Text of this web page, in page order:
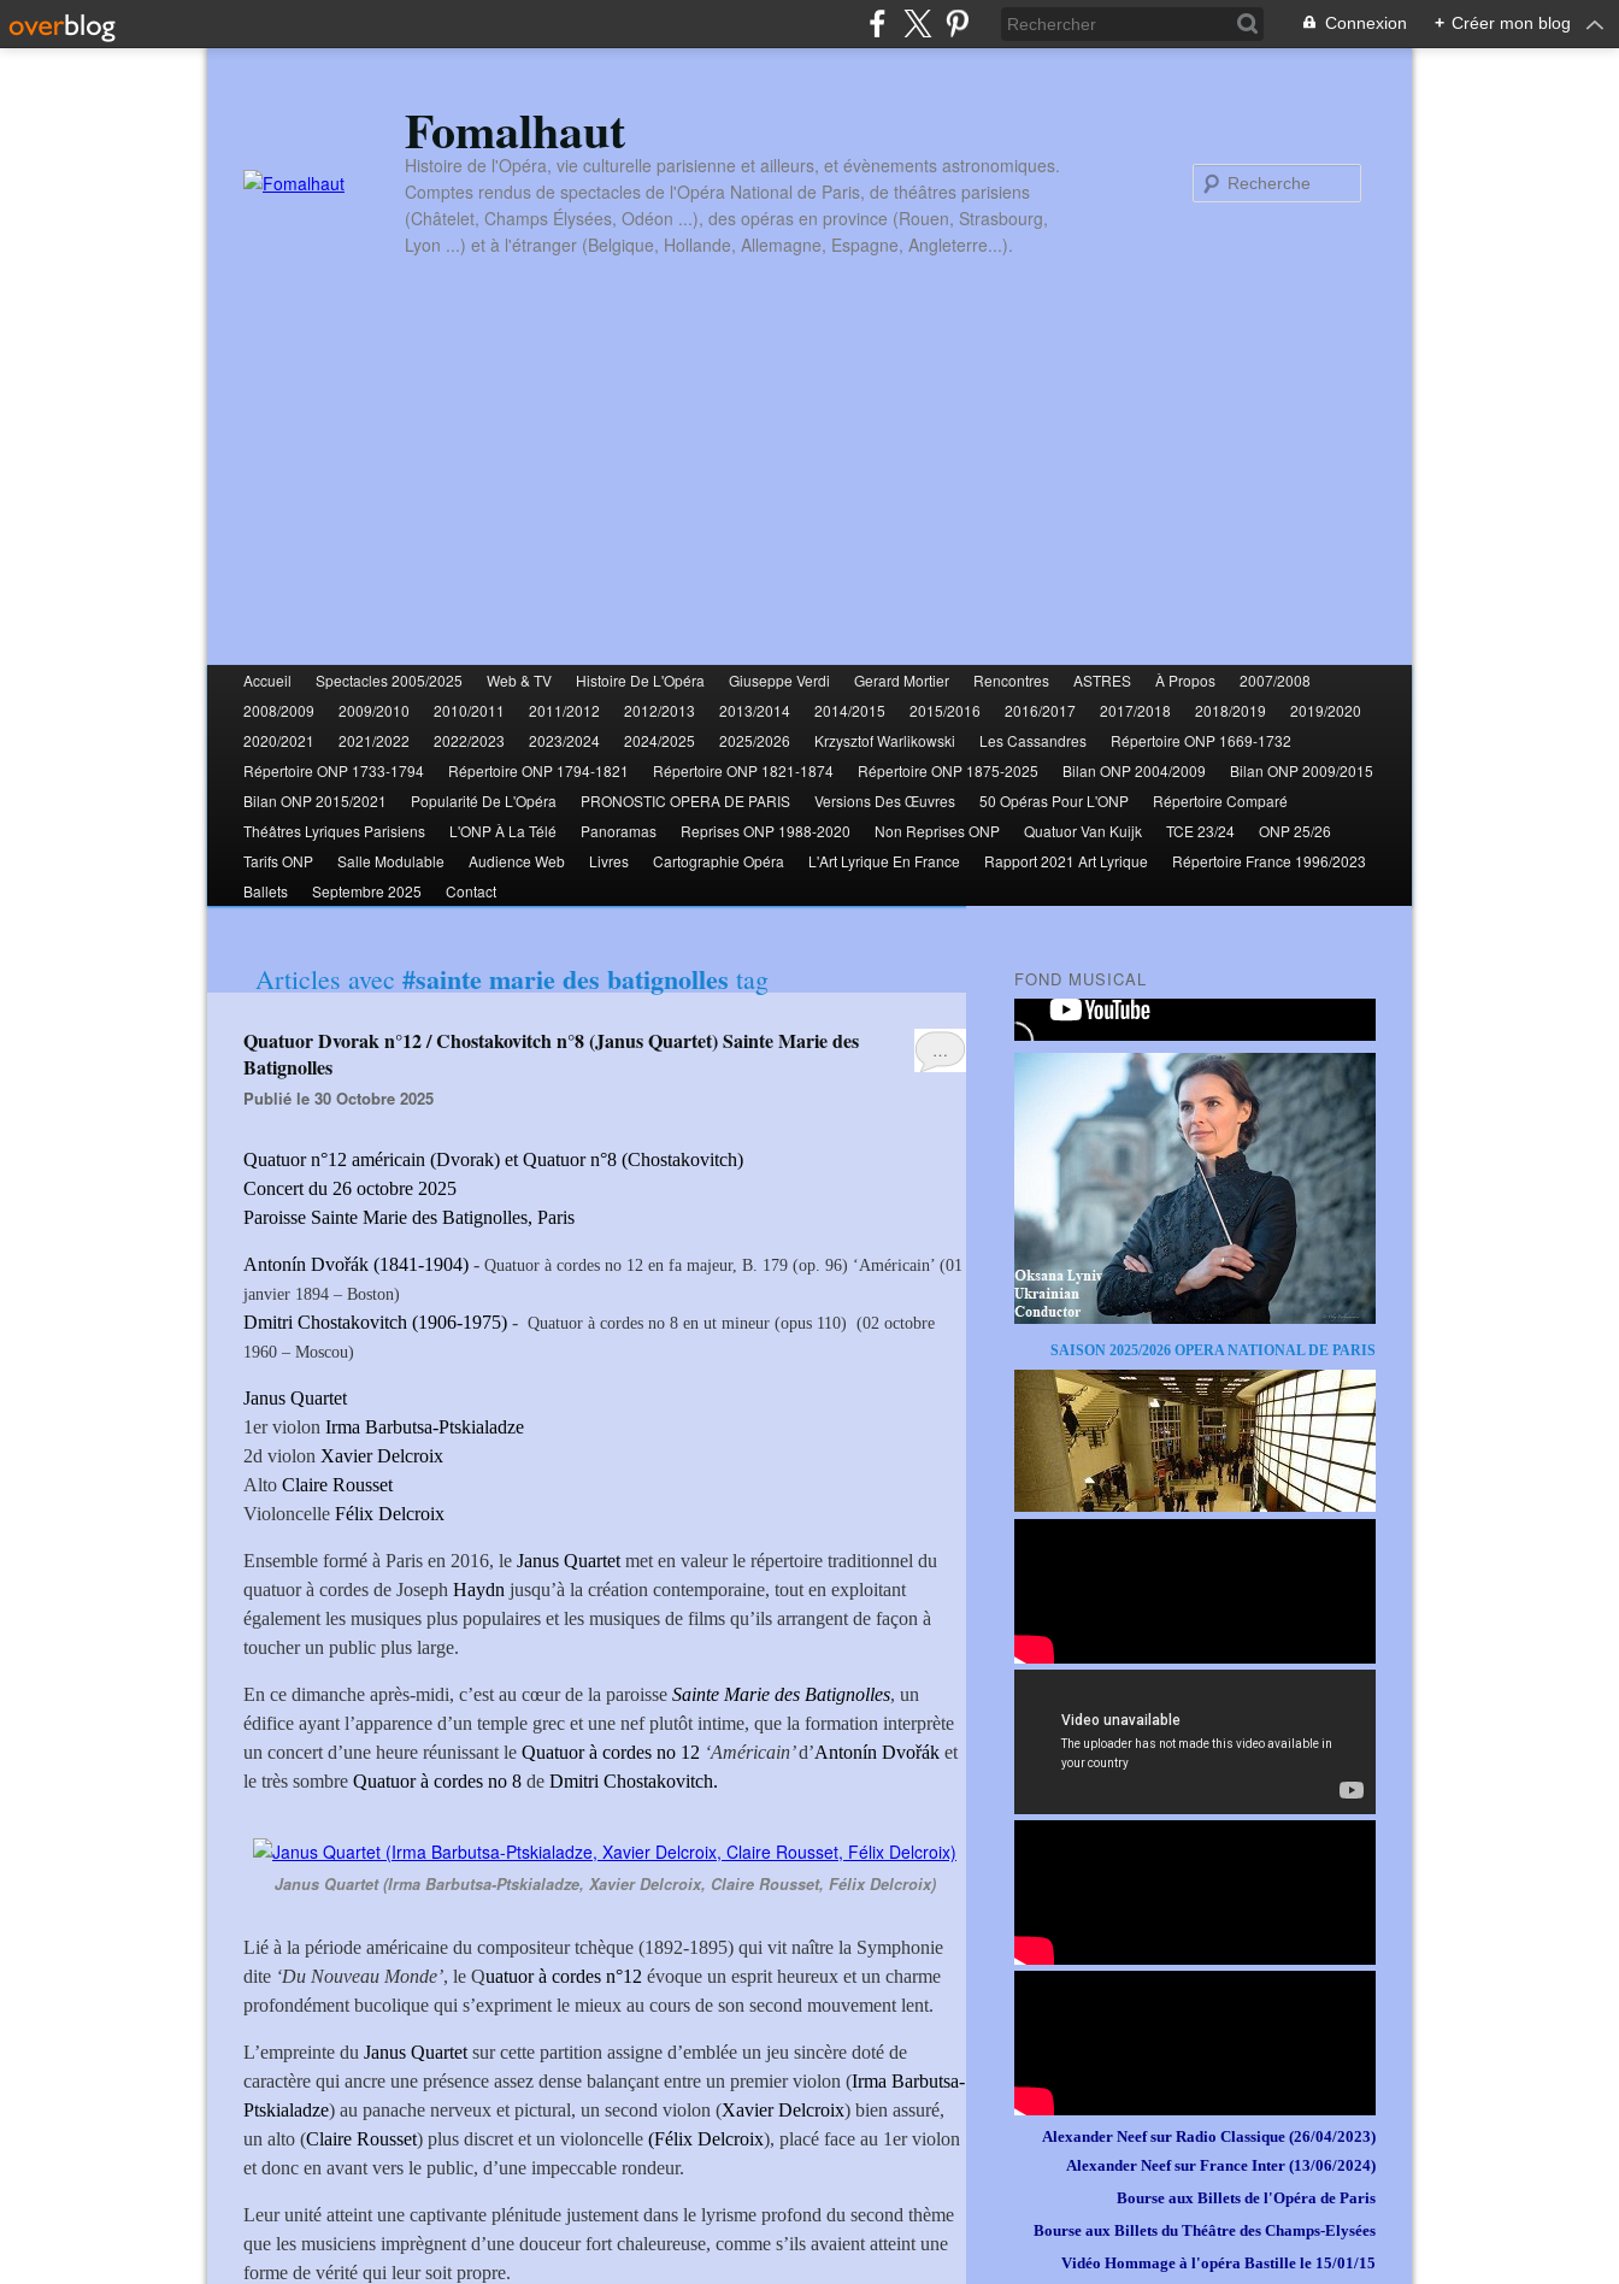
Connexion + Créer mon blog
Fomalhaut
Histoire de l'Opéra, vie culturelle parisienne et ailleurs, et évènements astronomiques.
Comptes rendus de spectacles de l'Opéra National de Paris, de théâtres parisiens
(Châtelet, Champs Élysées, Odéon ...), des opéras en province (Rouen, Strasbourg,
Lyon ...) et à l'étranger (Belgique, Hollande, Allemagne, Espagne, Angleterre...).
Accueil Spectacles 2005/2025 Web & TV Histoire De L'Opéra Giuseppe Verdi Gerard Mortier Rencontres ASTRES À Propos
2007/2008
2008/2009
2009/2010 2010/2011 2011/2012 2012/2013 2013/2014 2014/2015 2015/2016 2016/2017 2017/2018 2018/2019
2019/2020
2020/2021
2021/2022 2022/2023 2023/2024 2024/2025 2025/2026 Krzysztof Warlikowski Les Cassandres
Répertoire ONP 1669-1732
Répertoire ONP 1733-1794
Répertoire ONP 1794-1821 Répertoire ONP 1821-1874 Répertoire ONP 1875-2025 Bilan ONP 2004/2009
Bilan ONP 2009/2015
Bilan ONP 2015/2021
Popularité De L'Opéra PRONOSTIC OPERA DE PARIS Versions Des Œuvres 50 Opéras Pour L'ONP
Répertoire Comparé
Théâtres Lyriques Parisiens
L'ONP À La Télé Panoramas Reprises ONP 1988-2020 Non Reprises ONP Quatuor Van Kuijk TCE 23/24
ONP 25/26
Tarifs ONP
Salle Modulable Audience Web Livres Cartographie Opéra L'Art Lyrique En France Rapport 2021 Art Lyrique
Répertoire France 1996/2023
Ballets
Septembre 2025 Contact
Articles avec #sainte marie des batignolles tag
…
Quatuor Dvorak n°12 / Chostakovitch n°8 (Janus Quartet) Sainte Marie des
Batignolles
Publié le 30 Octobre 2025
Quatuor n°12 américain (Dvorak) et Quatuor n°8 (Chostakovitch)
Concert du 26 octobre 2025
Paroisse Sainte Marie des Batignolles, Paris
Antonín Dvořák (1841-1904) - Quatuor à cordes no 12 en fa majeur, B. 179 (op. 96) ‘Américain’ (01
janvier 1894 – Boston)
Dmitri Chostakovitch (1906-1975) - Quatuor à cordes no 8 en ut mineur (opus 110) (02 octobre
1960 – Moscou)
Janus Quartet
1er violon Irma Barbutsa-Ptskialadze
2d violon Xavier Delcroix
Alto Claire Rousset
Violoncelle Félix Delcroix
Ensemble formé à Paris en 2016, le Janus Quartet met en valeur le répertoire traditionnel du
quatuor à cordes de Joseph Haydn jusqu’à la création contemporaine, tout en exploitant
également les musiques plus populaires et les musiques de films qu’ils arrangent de façon à
toucher un public plus large.
En ce dimanche après-midi, c’est au cœur de la paroisse Sainte Marie des Batignolles, un
édifice ayant l’apparence d’un temple grec et une nef plutôt intime, que la formation interprète
un concert d’une heure réunissant le Quatuor à cordes no 12 ‘Américain’d’Antonín Dvořák et
le très sombre Quatuor à cordes no 8 de Dmitri Chostakovitch.
Janus Quartet (Irma Barbutsa-Ptskialadze, Xavier Delcroix, Claire Rousset, Félix Delcroix)
Lié à la période américaine du compositeur tchèque (1892-1895) qui vit naître la Symphonie
dite ‘Du Nouveau Monde’, le Quatuor à cordes n°12 évoque un esprit heureux et un charme
profondément bucolique qui s’expriment le mieux au cours de son second mouvement lent.
L’empreinte du Janus Quartet sur cette partition assigne d’emblée un jeu sincère doté de
caractère qui ancre une présence assez dense balançant entre un premier violon (Irma Barbutsa-
Ptskialadze) au panache nerveux et pictural, un second violon (Xavier Delcroix) bien assuré,
un alto (Claire Rousset) plus discret et un violoncelle (Félix Delcroix), placé face au 1er violon
et donc en avant vers le public, d’une impeccable rondeur.
Leur unité atteint une captivante plénitude justement dans le lyrisme profond du second thème
que les musiciens imprègnent d’une douceur fort chaleureuse, comme s’ils avaient atteint une
forme de vérité qui leur soit propre.
FOND MUSICAL
SAISON 2025/2026 OPERA NATIONAL DE PARIS
Alexander Neef sur Radio Classique (26/04/2023)
Alexander Neef sur France Inter (13/06/2024)
Bourse aux Billets de l'Opéra de Paris
Bourse aux Billets du Théâtre des Champs-Elysées
Vidéo Hommage à l'opéra Bastille le 15/01/15